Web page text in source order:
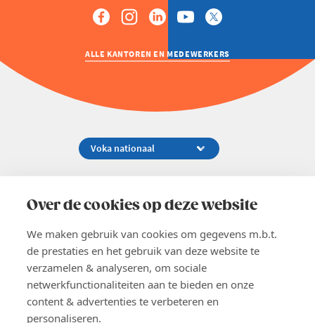
Over de cookies op deze website
We maken gebruik van cookies om gegevens m.b.t.
de prestaties en het gebruik van deze website te
verzamelen & analyseren, om sociale
netwerkfunctionaliteiten aan te bieden en onze
content & advertenties te verbeteren en
personaliseren.
ALLE KANTOREN EN MEDEWERKERS
02 229 81 11
EN